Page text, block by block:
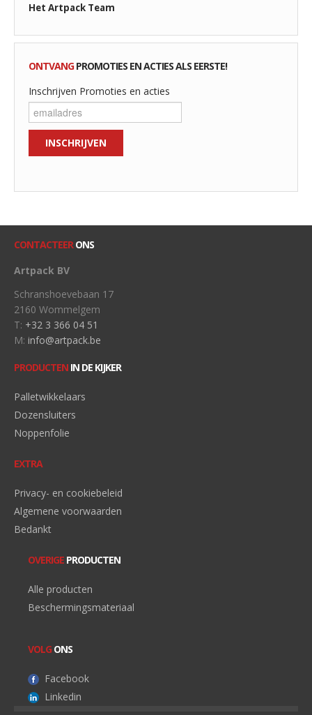
Het Artpack Team
ONTVANGPROMOTIES EN ACTIES ALS EERSTE!
Inschrijven Promoties en acties
CONTACTEER ONS
Artpack BV
Schranshoevebaan 17
2160 Wommelgem
T: +32 3 366 04 51
M: info@artpack.be
PRODUCTEN IN DE KIJKER
Palletwikkelaars
Dozensluiters
Noppenfolie
EXTRA
Privacy- en cookiebeleid
Algemene voorwaarden
Bedankt
OVERIGE PRODUCTEN
Alle producten
Beschermingsmateriaal
VOLG ONS
Facebook
Linkedin